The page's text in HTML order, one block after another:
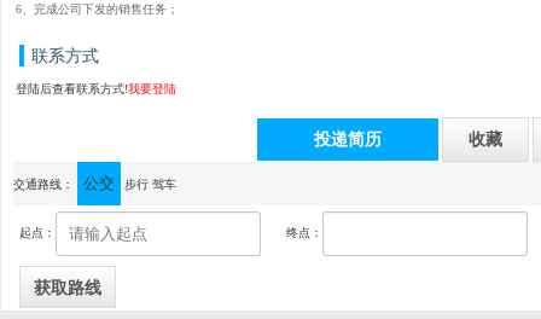
6、完成公司下发的销售任务；
联系方式
登陆后查看联系方式!我要登陆
投递简历 收藏
通讯地址：佛山市顺德区容桂
交通路线： 公交 步行 驾车
起点： 终点：